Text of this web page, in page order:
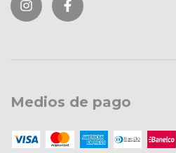
Medios de pago